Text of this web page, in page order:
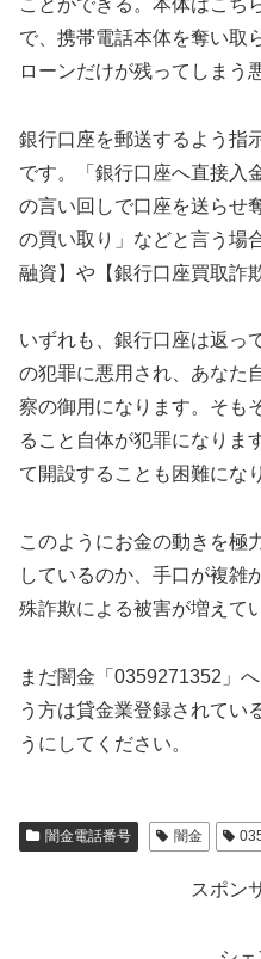
で、携帯電話本体を奪い取
ローンだけが残ってしまう
銀行口座を郵送するよう指
です。「銀行口座へ直接入
の言い回しで口座を送らせ
の買い取り」などと言う場
融資】や【銀行口座買取詐
いずれも、銀行口座は返っ
の犯罪に悪用され、あなた
察の御用になります。そも
ること自体が犯罪になりま
て開設することも困難にな
このようにお金の動きを極
しているのか、手口が複雑
殊詐欺による被害が増えて
まだ闇金「0359271352」
う方は貸金業登録されてい
うにしてください。
闇金電話番号 闇金
スポン